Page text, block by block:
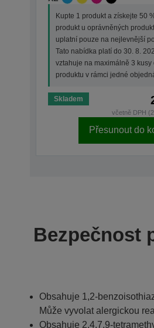
Kupte 1 produkt a získejte 50
produkt u oprávněných
uplatní pouze na nejlevnější
Tato nabídka platí do 30. 8.
vztahuje na maximálně 3 kusy
produktu v rámci jedné
Skladem
včetně DPH
Přesunout do
Bezpečnost
Obsahuje 1,2-
Může vyvolat alergickou
Obsahuje 2,4,7,9-